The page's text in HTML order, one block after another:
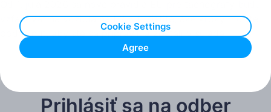
Cookie Settings
Agree
vzťahovať na vozidlá nad 2,5 t. Zistite, aké kroky musíte
podniknúť, aby ste sa pripravili a zostali v súlade!
Prihlásiť sa na odber